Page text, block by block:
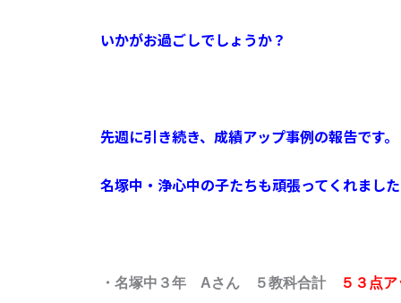
いかがお過ごしでしょうか？
先週に引き続き、成績アップ事例の報告です。
名塚中・浄心中の子たちも頑張ってくれました
・名塚中３年 Aさん ５教科合計 ５３点